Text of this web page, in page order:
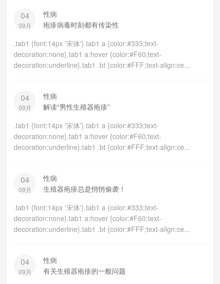
04
09月
性病
疱疹病毒时刻都有传染性
.tab1 {font:14px '宋体'}.tab1 a {color:#333;text-
decoration:none}.tab1 a:hover {color:#F60;text-
decoration:underline}.tab1 .bt {color:#FFF;text-align:ce...
04
09月
性病
解读“男性生殖器疱疹”
.tab1 {font:14px '宋体'}.tab1 a {color:#333;text-
decoration:none}.tab1 a:hover {color:#F60;text-
decoration:underline}.tab1 .bt {color:#FFF;text-align:ce...
04
09月
性病
生殖器疱疹总是悄悄偷袭！
.tab1 {font:14px '宋体'}.tab1 a {color:#333;text-
decoration:none}.tab1 a:hover {color:#F60;text-
decoration:underline}.tab1 .bt {color:#FFF;text-align:ce...
04
09月
性病
有关生殖器疱疹的一般问题